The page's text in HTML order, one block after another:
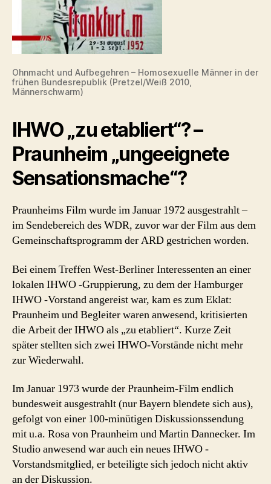
Ohnmacht und Aufbegehren – Homosexuelle Männer in der
frühen Bundesrepublik (Pretzel/Weiß 2010,
Männerschwarm)
IHWO „zu etabliert“? –
Praunheim „ungeeignete
Sensationsmache“?
Praunheims Film wurde im Januar 1972 ausgestrahlt –
im Sendebereich des WDR, zuvor war der Film aus dem
Gemeinschaftsprogramm der ARD gestrichen worden.
Bei einem Treffen West-Berliner Interessenten an einer
lokalen IHWO -Gruppierung, zu dem der Hamburger
IHWO -Vorstand angereist war, kam es zum Eklat:
Praunheim und Begleiter waren anwesend, kritisierten
die Arbeit der IHWO als „zu etabliert“. Kurze Zeit
später stellten sich zwei IHWO-Vorstände nicht mehr
zur Wiederwahl.
Im Januar 1973 wurde der Praunheim-Film endlich
bundesweit ausgestrahlt (nur Bayern blendete sich aus),
gefolgt von einer 100-minütigen Diskussionssendung
mit u.a. Rosa von Praunheim und Martin Dannecker. Im
Studio anwesend war auch ein neues IHWO -
Vorstandsmitglied, er beteiligte sich jedoch nicht aktiv
an der Diskussion.